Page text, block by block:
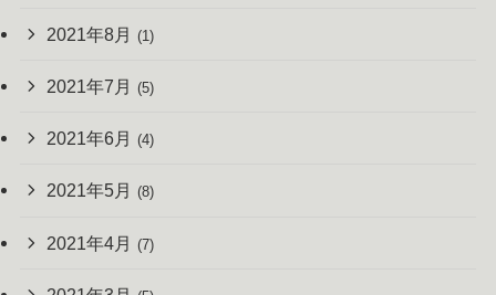
2021年8月 (1)
2021年7月 (5)
2021年6月 (4)
2021年5月 (8)
2021年4月 (7)